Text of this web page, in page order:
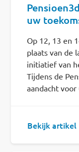
uw
Op 12, 13 en
plaats van de
initiatief van
Tijdens de
aandacht voor
Bekijk artikel